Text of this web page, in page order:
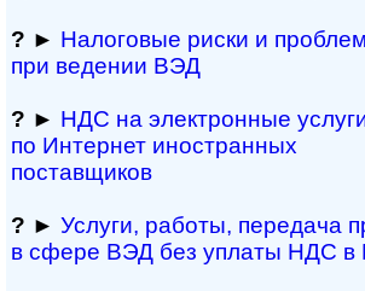
? ► Налоговые риски и
при ведении ВЭД
? ► НДС на электронные
по Интернет иностранных
поставщиков
? ► Услуги, работы, пе­ре­да­ча
в сфере ВЭД без уплаты НДС в